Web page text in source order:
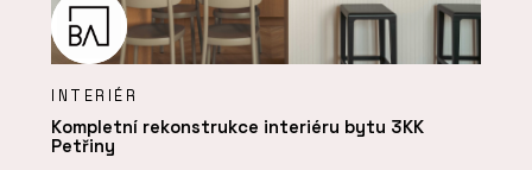
INTERIÉR
Kompletní rekonstrukce interiéru bytu 3KK
Petřiny